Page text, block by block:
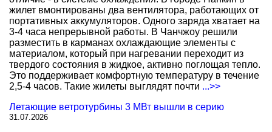
жилет вмонтированы два вентилятора, работающих от
портативных аккумуляторов. Одного заряда хватает на
3-4 часа непрерывной работы. В Чанчжоу решили
разместить в карманах охлаждающие элементы с
материалом, который при нагревании переходит из
твердого состояния в жидкое, активно поглощая тепло.
Это поддерживает комфортную температуру в течение
2,5-4 часов. Такие жилеты выглядят почти ...>>
Летающие ветротурбины 3 МВт вышли в серию
31.07.2026